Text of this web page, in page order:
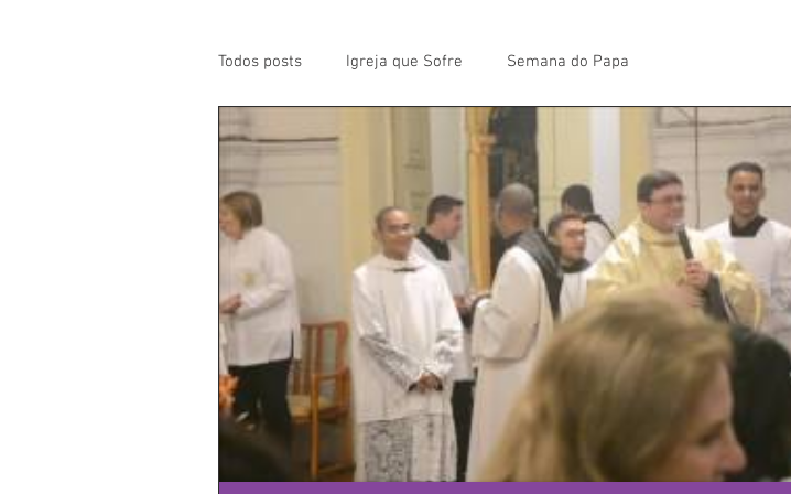
Todos posts Igreja que Sofre Semana do Papa
Mensagem da Semana Palavras do Padre Geovane
Santos da Semana Notícias Artigos Avisos da Paróquia
Párocos Pároco Atual Homilias Paróquia Padroeira
Evangelho Aconteceu Video do Papa